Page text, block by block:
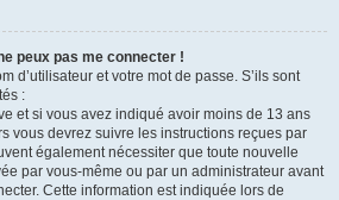
peux pas me connecter !
d’utilisateur et votre mot de passe. S’ils sont
:
et si vous avez indiqué avoir moins de 13 ans
vous devrez suivre les instructions reçues par
également nécessiter que toute nouvelle
par vous-même ou par un administrateur avant
Cette information est indiquée lors de